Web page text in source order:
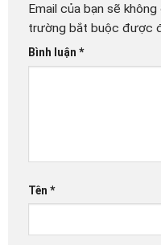
Email của bạn sẽ
trường bắt buộc được
Bình luận *
Tên *